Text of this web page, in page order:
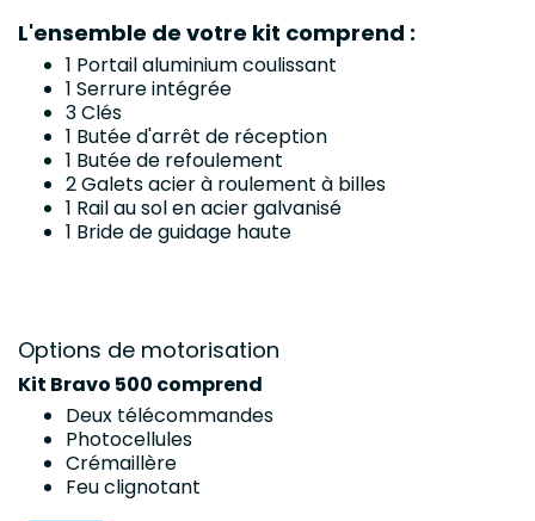
L'ensemble de votre kit comprend :
1 Portail aluminium coulissant
1 Serrure intégrée
3 Clés
1 Butée d'arrêt de réception
1 Butée de refoulement
2 Galets acier à roulement à billes
1 Rail au sol en acier galvanisé
1 Bride de guidage haute
Options de motorisation
Kit Bravo 500 comprend
Deux télécommandes
Photocellules
Crémaillère
Feu clignotant